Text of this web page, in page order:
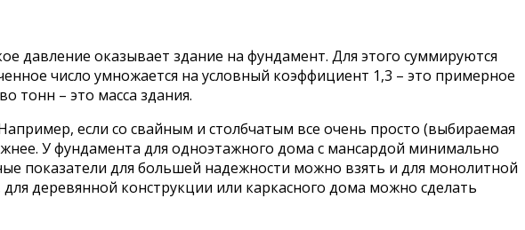
давление оказывает здание на фундамент. Для этого суммируются
число умножается на условный коэффициент 1,3 – это примерное
тонн – это масса здания.
если со свайным и столбчатым все очень просто (выбираемая
У фундамента для одноэтажного дома с мансардой минимально
показатели для большей надежности можно взять и для монолитной
деревянной конструкции или каркасного дома можно сделать